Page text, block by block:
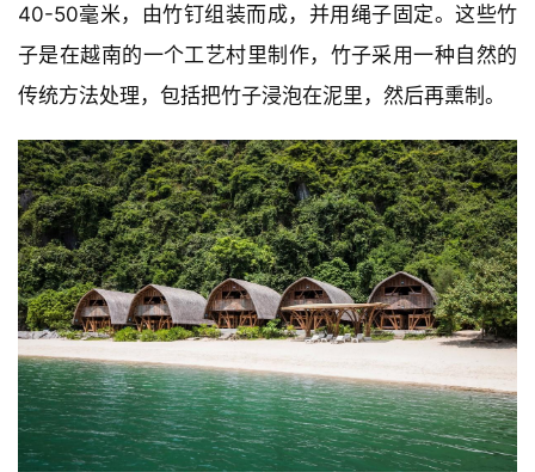
40-50毫米，由竹钉组装而成，并用绳子固定。这些竹
子是在越南的一个工艺村里制作，竹子采用一种自然的
传统方法处理，包括把竹子浸泡在泥里，然后再熏制。